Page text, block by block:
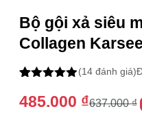
Thông tin mua
Bộ gội xả siêu
Collagen
dựa trên
đánh giá
(14 đánh giá)
485.000 ₫637.000₫